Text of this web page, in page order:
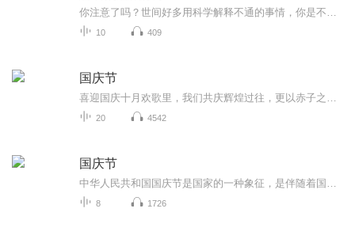
10 409
国庆节
20 4542
国庆节
8 1726